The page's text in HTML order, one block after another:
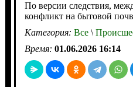
По версии следствия,
конфликт на бытовой
Категория: Все\
Время: 01.06.2026 16:14